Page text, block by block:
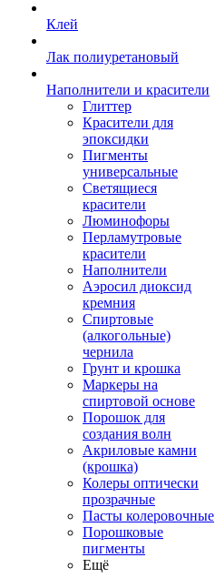
Клей
Лак полиуретановый
Наполнители и красители
Глиттер
Красители для
эпоксидки
Пигменты
универсальные
Светящиеся
красители
Люминофоры
Перламутровые
красители
Наполнители
Аэросил диоксид
кремния
Спиртовые
(алкогольные)
чернила
Грунт и крошка
Маркеры на
спиртовой основе
Порошок для
создания волн
Акриловые камни
(крошка)
Колеры оптически
прозрачные
Пасты колеровочные
Порошковые
пигменты
Ещё